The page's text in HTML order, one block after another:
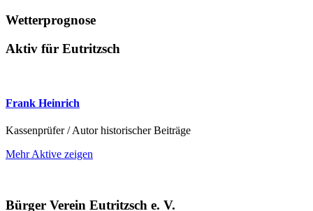
Wetterprognose
Aktiv für Eutritzsch
Frank Heinrich
Kassenprüfer / Autor historischer Beiträge
Mehr Aktive zeigen
Bürger Verein Eutritzsch e. V.